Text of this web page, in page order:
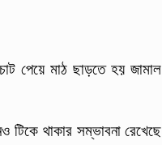
পেয়ে মাঠ ছাড়তে হয় জামাল
থাকার সম্ভাবনা রেখেছে